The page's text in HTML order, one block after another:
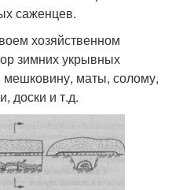
саженцев.
хозяйственном
зимних укрывных
мешковину, маты, солому,
доски и т.д.